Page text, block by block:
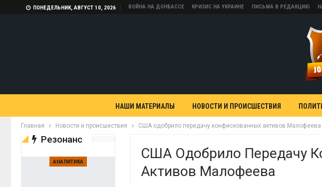
ПОНЕДЕЛЬНИК, АВГУСТ 10, 2026 ВОЙНА НА ДОНБАССЕ КРИЗИС НА УКРАИНЕ ПИСЬМА В РЕДАКЦИЮ
НАШИ МАТЕРИАЛЫ НОВОСТИ И ПРОИСШЕСТВИЯ
Главная Новости и происшествия США одобрило передачу конфискованных активов Малофеева
США Одобрило Передачу
Активов Малофеева
Резонанс
АНАЛИТИКА